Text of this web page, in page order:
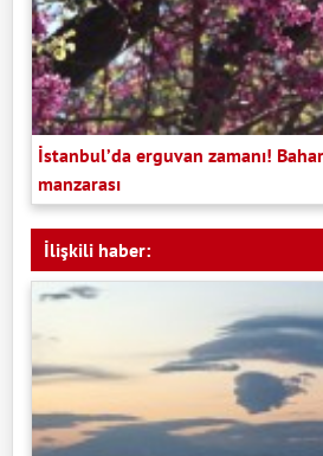
İstanbul’da erguvan zamanı!
manzarası
İlişkili haber: